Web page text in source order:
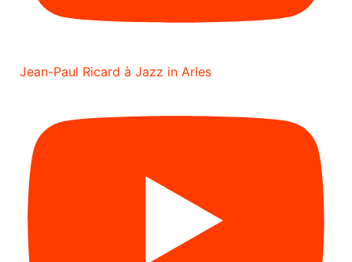
Jean-Paul Ricard à Jazz in Arles